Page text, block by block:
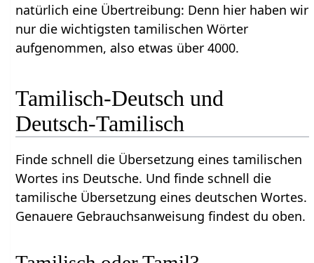
natürlich eine Übertreibung: Denn hier haben wir
nur die wichtigsten tamilischen Wörter
aufgenommen, also etwas über 4000.
Tamilisch-Deutsch und
Deutsch-Tamilisch
Finde schnell die Übersetzung eines tamilischen
Wortes ins Deutsche. Und finde schnell die
tamilische Übersetzung eines deutschen Wortes.
Genauere Gebrauchsanweisung findest du oben.